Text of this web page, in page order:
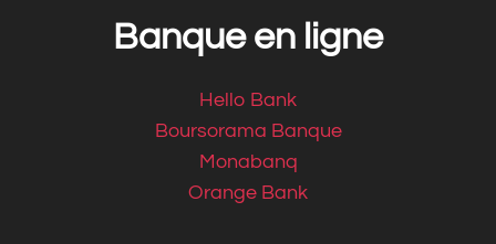
Banque en ligne
Hello Bank
Boursorama Banque
Monabanq
Orange Bank